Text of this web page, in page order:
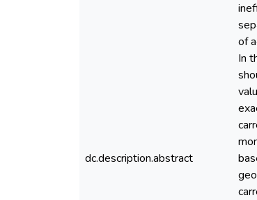
dc.description.abstract
of
In